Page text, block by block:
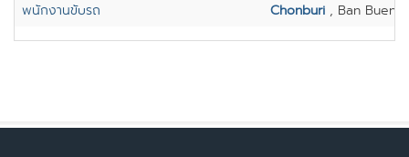
พนักงานขับรถ
Chonburi , Ban Bueng